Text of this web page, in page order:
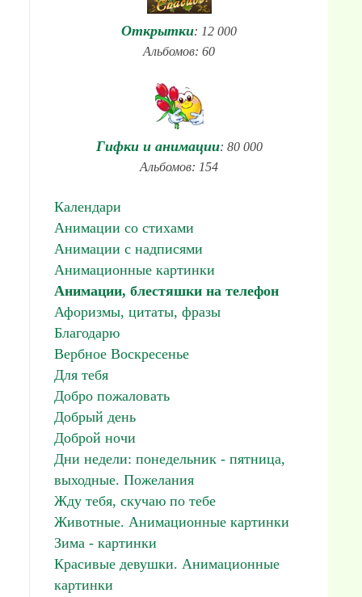
Открытки: 12 000
Альбомов: 60
Гифки и анимации: 80 000
Альбомов: 154
Календари
Анимации со стихами
Анимации с надписями
Анимационные картинки
Анимации, блестяшки на телефон
Афоризмы, цитаты, фразы
Благодарю
Вербное Воскресенье
Для тебя
Добро пожаловать
Добрый день
Доброй ночи
Дни недели: понедельник - пятница,
выходные. Пожелания
Жду тебя, скучаю по тебе
Животные. Анимационные картинки
Зима - картинки
Красивые девушки. Анимационные
картинки